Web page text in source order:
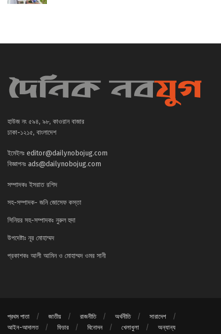
হাউজ নং ৫৯৪, ৯৮, কাওরান বাজার
ঢাকা-১২১৫, বাংলাদেশ
ইমেইলঃ editor@dailynobojug.com
বিজ্ঞাপনঃ ads@dailynobojug.com
সম্পাদকঃ ইসরাত রশিদ
সহ-সম্পাদক- জনি জোসেফ কস্তা
সিনিয়র সহ-সম্পাদকঃ নুরুল হুদা
উপদেষ্টাঃ নূর মোহাম্মদ
প্রকাশকঃ আলী আমিন ও মোহাম্মদ ওমর সানী
প্রথম পাতা জাতীয় রাজনীতি অর্থনীতি
সারাদেশ
আইন-আদালত
ফিচার বিনোদন খেলাধুলা অন্যান্য